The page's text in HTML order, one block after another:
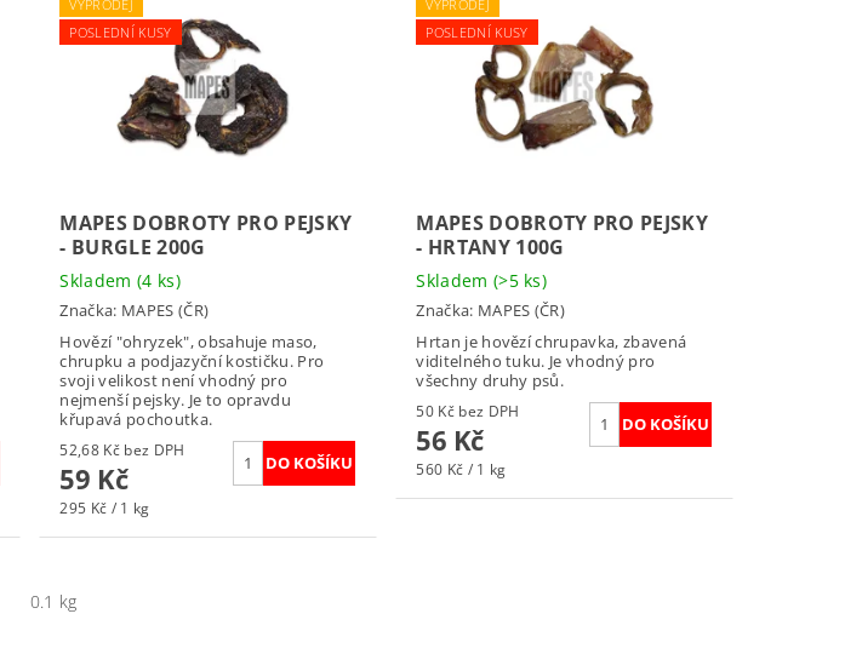
VÝPRODEJ
POSLEDNÍ KUSY
MAPES DOBROTY PRO PEJSKY
- BURGLE 200G
Skladem(4 ks)
Značka: MAPES (ČR)
Hovězí "ohryzek", obsahuje maso,
chrupku a podjazyční kostičku. Pro
svoji velikost není vhodný pro
nejmenší pejsky. Je to opravdu
křupavá pochoutka.
52,68 Kč bez DPH
59 Kč
295 Kč / 1 kg
VÝPRODEJ
POSLEDNÍ KUSY
MAPES DOBROTY PRO PEJSKY
- HRTANY 100G
Skladem (>5 ks)
Značka: MAPES (ČR)
Hrtan je hovězí chrupavka, zbavená
viditelného tuku. Je vhodný pro
všechny druhy psů.
50 Kč bez DPH
56 Kč
560 Kč / 1 kg
0.1 kg